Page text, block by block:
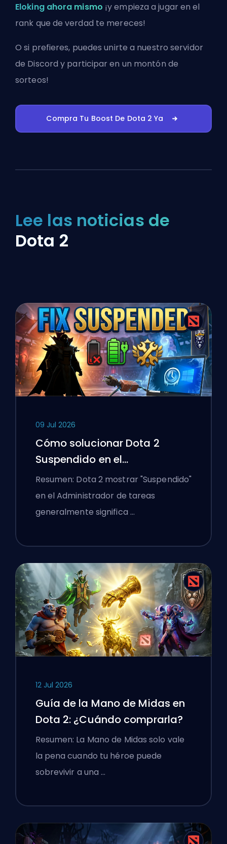
Eloking ahora mismo ¡y empieza a jugar en el
rank que de verdad te mereces!
O si prefieres, puedesunirte a nuestro servidor
de Discord y participar en un montón de
sorteos!
Compra Tu Boost De Dota 2 Ya
Lee las noticias de
Dota 2
09 Jul 2026
Cómo solucionar Dota 2
Suspendido en el
Administrador de tareas en un
portátil con Windows
Resumen: Dota 2 mostrar "Suspendido"
en el Administrador de tareas
generalmente significa …
12 Jul 2026
Guía de la Mano de Midas en
Dota 2: ¿Cuándo comprarla?
Resumen: La Mano de Midas solo vale
la pena cuando tu héroe puede
sobrevivir a una …